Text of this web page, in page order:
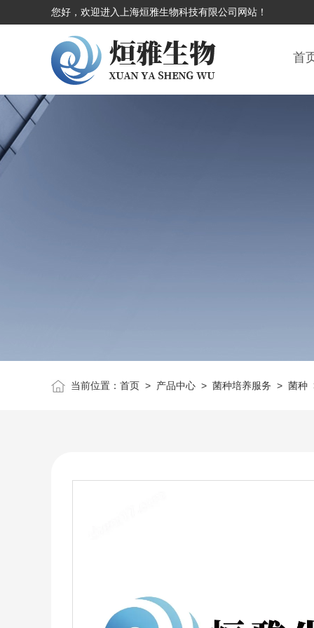
您好，欢迎进入上海烜雅生物科技有限公司网站！
首
当前位置： 首页> 产品中心> 菌种培养服务 > 菌种